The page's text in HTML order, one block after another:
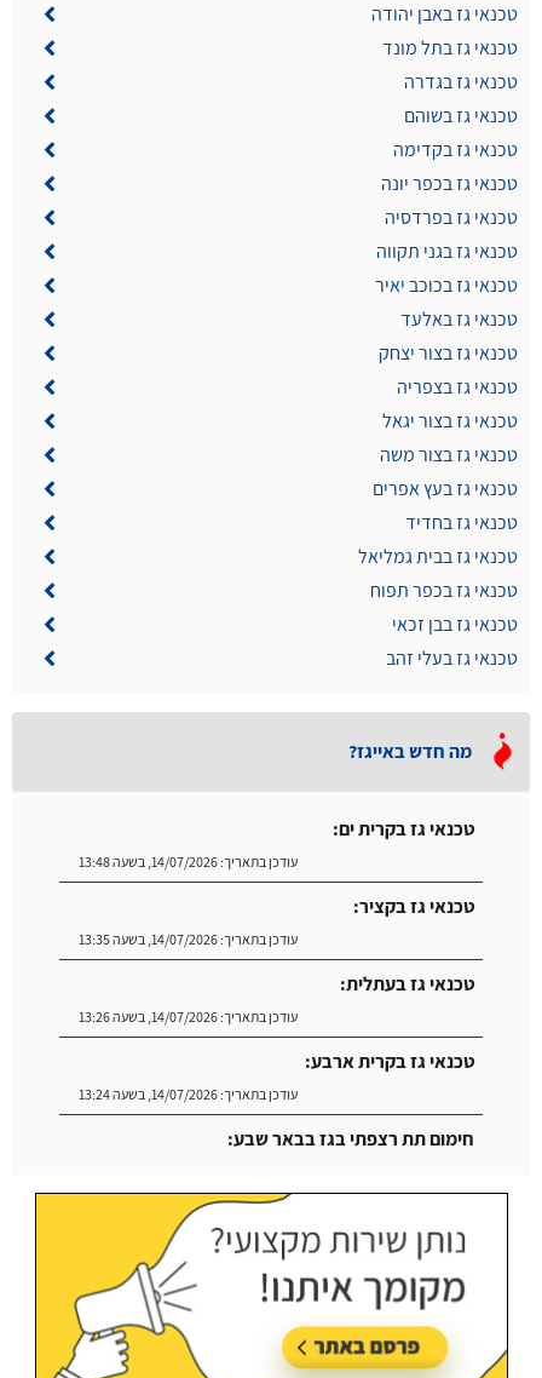
טכנאי גז באבן יהודה
טכנאי גז בתל מונד
טכנאי גז בגדרה
טכנאי גז בשוהם
טכנאי גז בקדימה
טכנאי גז בכפר יונה
טכנאי גז בפרדסיה
טכנאי גז בגני תקווה
טכנאי גז בכוכב יאיר
טכנאי גז באלעד
טכנאי גז בצור יצחק
טכנאי גז בצפריה
טכנאי גז בצור יגאל
טכנאי גז בצור משה
טכנאי גז בעץ אפרים
טכנאי גז בחדיד
טכנאי גז בבית גמליאל
טכנאי גז בכפר תפוח
טכנאי גז בבן זכאי
טכנאי גז בעלי זהב
מה חדש באייגז?
טכנאי גז בקרית ים:
עודכן בתאריך:14/07/2026, בשעה 13:48
טכנאי גז בקציר:
עודכן בתאריך:14/07/2026, בשעה 13:35
טכנאי גז בעתלית:
עודכן בתאריך:14/07/2026, בשעה 13:26
טכנאי גז בקרית ארבע:
עודכן בתאריך:14/07/2026, בשעה 13:24
חימום תת רצפתי בגז בבאר שבע: